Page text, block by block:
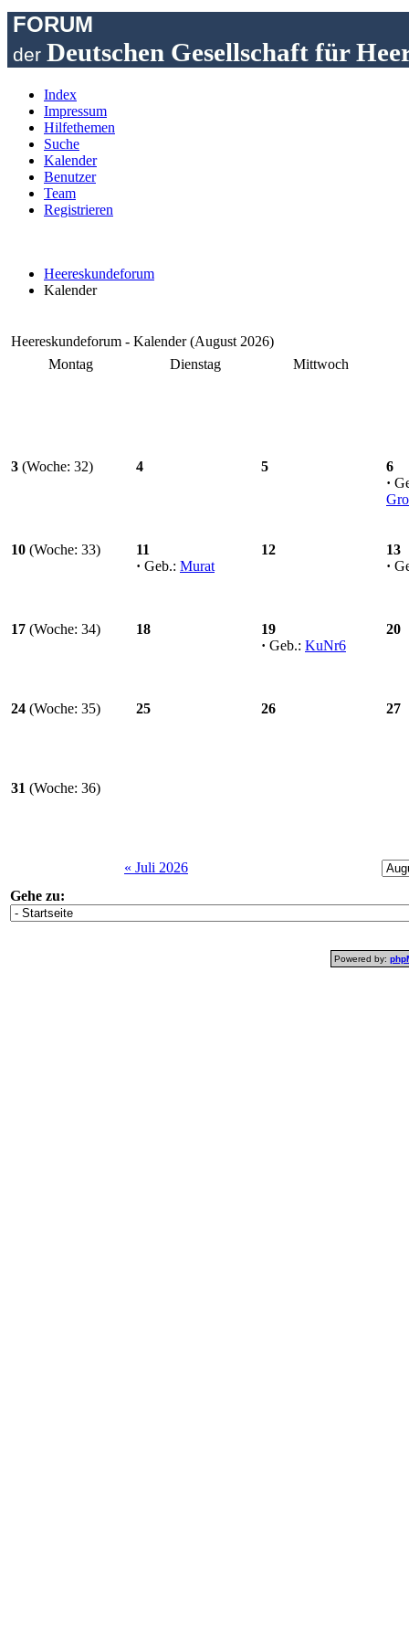
FORUM
der Deutschen Gesellschaft für
Index
Impressum
Hilfethemen
Suche
Kalender
Benutzer
Team
Registrieren
Heereskundeforum
Kalender
Heereskundeforum - Kalender (August 2026)
Montag
Dienstag Mittwoch
3 (Woche: 32) 4 5
6
·
10 (Woche: 33)
11
· Geb.: Murat
12
13
·
17 (Woche: 34) 18
19
· Geb.: KuNr6
20
24 (Woche: 35) 25 26 27
31 (Woche: 36)
« Juli 2026
Gehe zu:
Powered by: